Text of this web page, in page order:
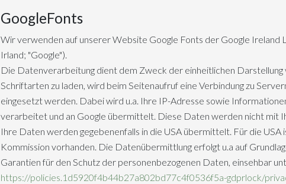
GoogleFonts
Wir verwenden auf unserer Website Google Fonts der Google
Irland; "Google").
Die Datenverarbeitung dient dem Zweck der einheitlichen
Schriftarten zu laden, wird beim Seitenaufruf eine Verbindung zu
eingesetzt werden. Dabei wird u.a. Ihre IP-Adresse sowie
verarbeitet und an Google übermittelt. Diese Daten werden nicht mit
Ihre Daten werden gegebenenfalls in die USA übermittelt. Für die USA
Kommission vorhanden. Die Datenübermittlung erfolgt u.a auf
Garantien für den Schutz der personenbezogenen Daten, einsehbar
https://policies.1d5920f4b44b27a802bd77c4f0536f5a-gdprlock/